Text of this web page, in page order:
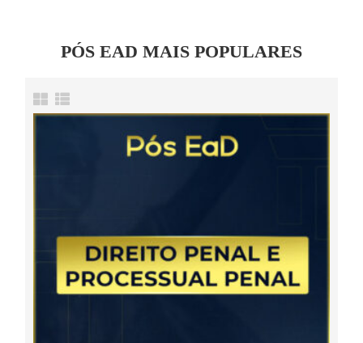
PÓS EAD MAIS POPULARES